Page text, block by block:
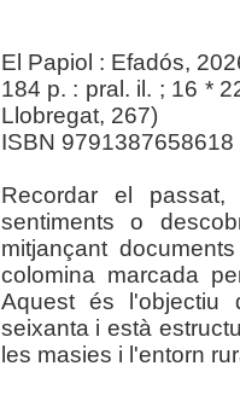
El Papiol : Efadós,
184 p. : pral. il. ; 16 *
Llobregat, 267)
ISBN 9791387658618
Recordar el
sentiments o
mitjançant
colomina marcada
Aquest és l'objectiu
seixanta i està
les masies i l'entorn